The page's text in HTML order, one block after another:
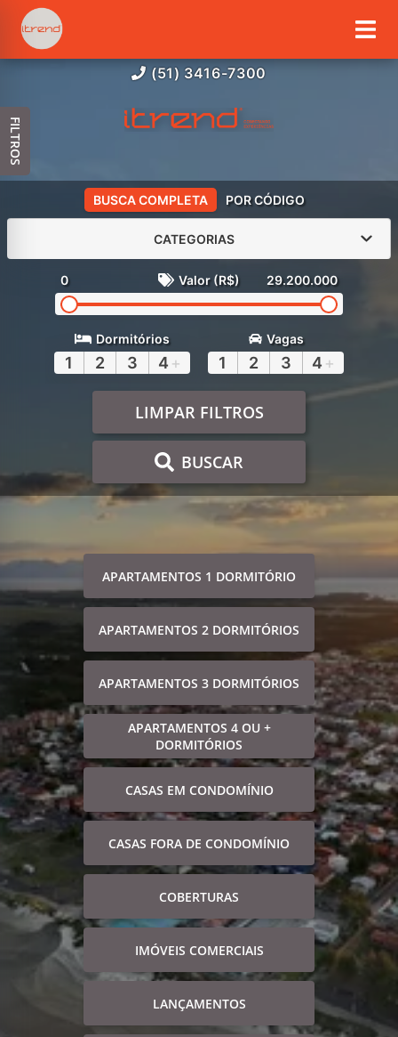
(51) 3416-7300
BUSCA COMPLETA POR CÓDIGO
CATEGORIAS
0 Valor (R$) 29.200.000
Dormitórios
1 2 3 4 +
Vagas
1 2 3 4 +
LIMPAR FILTROS
BUSCAR
APARTAMENTOS 1 DORMITÓRIO
APARTAMENTOS 2 DORMITÓRIOS
APARTAMENTOS 3 DORMITÓRIOS
APARTAMENTOS 4 OU +
DORMITÓRIOS
CASAS EM CONDOMÍNIO
CASAS FORA DE CONDOMÍNIO
COBERTURAS
IMÓVEIS COMERCIAIS
LANÇAMENTOS
FILTROS